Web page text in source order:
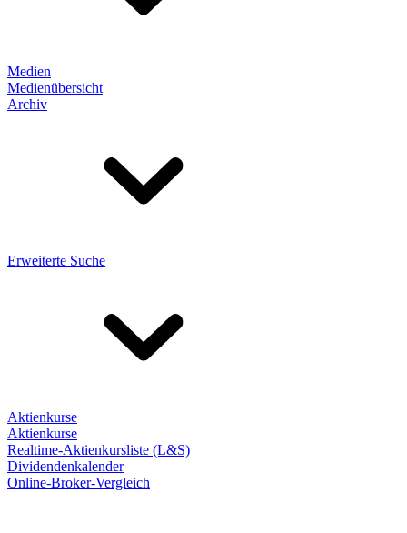
Medien
Medienübersicht
Archiv
Erweiterte Suche
Aktienkurse
Aktienkurse
Realtime-Aktienkursliste (L&S)
Dividendenkalender
Online-Broker-Vergleich